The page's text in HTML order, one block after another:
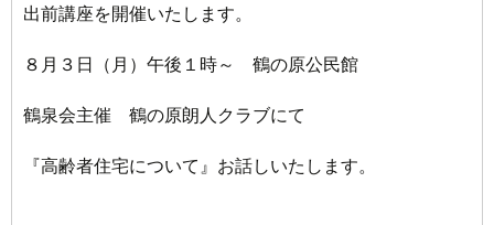
出前講座を開催いたします。
８月３日（月）午後１時～ 鶴の原公民館
鶴泉会主催 鶴の原朗人クラブにて
『高齢者住宅について』お話しいたします。